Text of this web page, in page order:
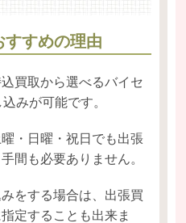
すめの理由
買取から選べるバイセ
みが可能です。
・日曜・祝日でも出張
間も必要ありません。
をする場合は、出張買
定することも出来ま